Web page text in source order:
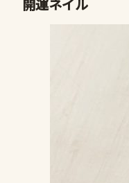
開運ネイル